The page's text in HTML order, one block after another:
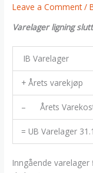
Leave a Comment /
Varelager ligning
IB Varelager
+ Årets varekjøp
– Årets
= UB Varelager
Inngående